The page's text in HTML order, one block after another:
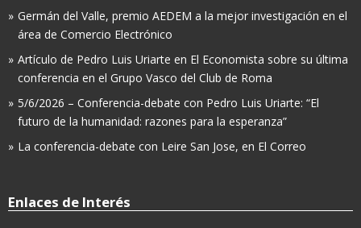
Germán del Valle, premio AEDEM a la mejor investigación en el
área de Comercio Electrónico
Artículo de Pedro Luis Uriarte en El Economista sobre su última
conferencia en el Grupo Vasco del Club de Roma
5/6/2026 – Conferencia-debate con Pedro Luis Uriarte: “El
futuro de la humanidad: razones para la esperanza”
La conferencia-debate con Leire San Jose, en El Correo
Enlaces de Interés